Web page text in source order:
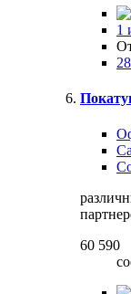
1
60 590